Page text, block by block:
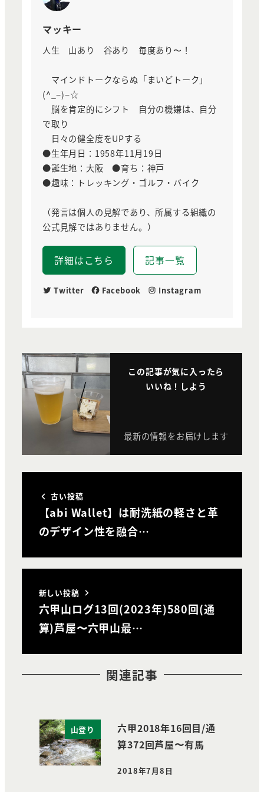
マッキー
人生 山あり 谷あり 毎度あり〜！
マインドトークならぬ「まいどトーク」
(^_−)−☆
脳を肯定的にシフト 自分の機嫌は、自分
で取り
日々の健全度をUPする
●生年月日：1958年11月19日
●誕生地：大阪 ●育ち：神戸
●趣味：トレッキング・ゴルフ・バイク
（発言は個人の見解であり、所属する組織の
公式見解ではありません。）
詳細はこちら 記事一覧
Twitter Facebook Instagram
この記事が気に入ったら
いいね！しよう
最新の情報をお届けします
古い投稿
【abi Wallet】は耐洗紙の軽さと革
のデザイン性を融合…
新しい投稿
六甲山ログ13回(2023年)580回(通
算)芦屋〜六甲山最…
関連記事
山登り
六甲2018年16回目/通
算372回芦屋〜有馬
投稿日
2018年7月8日